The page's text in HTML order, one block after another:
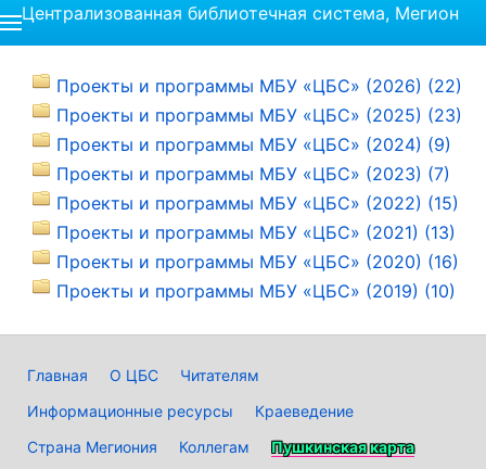
Централизованная библиотечная система, Мегион
Проекты и программы МБУ «ЦБС» (2026) (22)
Проекты и программы МБУ «ЦБС» (2025) (23)
Проекты и программы МБУ «ЦБС» (2024) (9)
Проекты и программы МБУ «ЦБС» (2023) (7)
Проекты и программы МБУ «ЦБС» (2022) (15)
Проекты и программы МБУ «ЦБС» (2021) (13)
Проекты и программы МБУ «ЦБС» (2020) (16)
Проекты и программы МБУ «ЦБС» (2019) (10)
Главная О ЦБС
Читателям
Информационные ресурсы
Краеведение
Страна Мегиония
Коллегам Пушкинская карта